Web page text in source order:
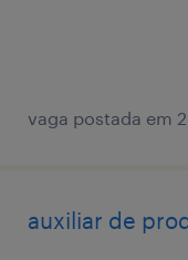
vaga postada em
auxiliar de